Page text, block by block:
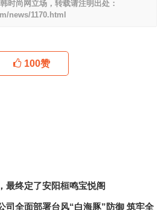
时尚网立场，转载请注明出处：
news/1170.html
100赞
最终定了安阳桓鸣宝悦阁
司全面部署台风“白海豚”防御 筑牢全